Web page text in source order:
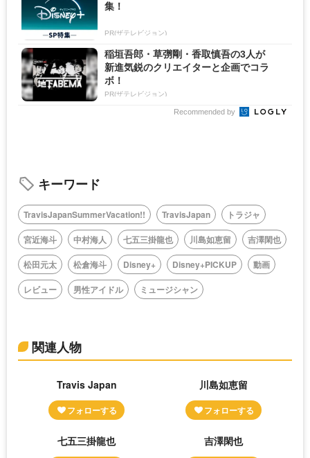
集！
PR(ザテレビジョン)
稲垣吾郎・草彅剛・香取慎吾の3人が
新進気鋭のクリエイターと企画でコラ
ボ！
PR(ザテレビジョン)
Recommended by
キーワード
TravisJapanSummerVacation!! TravisJapan
トラジャ
宮近海斗
中村海人 七五三掛龍也 川島如恵留
吉澤閑也
松田元太
松倉海斗 Disney+ Disney+PICKUP
動画
レビュー
男性アイドル ミュージシャン
関連人物
Travis Japan 川島如恵留
七五三掛龍也 吉澤閑也